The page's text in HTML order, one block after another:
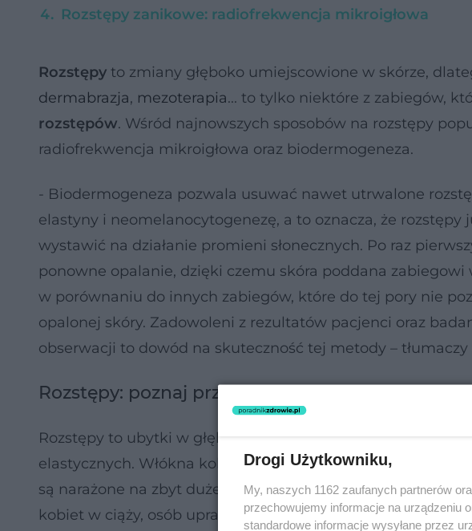
Rozstępy zanikowe: radiofrekwencja mikroigłowa
Rozstępy to zmiany głęboko umiejscowione w skórze,
dermabrazja, mezoterapia... to tylko niektóre z zabiegów,
rozstępów. Wśród najnowszych sposobów na rozstępy
radiofrekwencja mikroigłowa oraz biodermogeneza.
- Biodermogeneza pozwala usuwać nawet utrwalone
elastyny i neomelanocytogenezę, a to oznacza, że
wystawić na działanie promieni słonecznych. Po raz
ponowne opalanie, dzięki czemu skóra poddana
w porównaniu do innych zabiegów, które do tej pory nie
opalonej skóry. Zadowoleni z rezultatów pacjenci oraz
obserwacji to dowód na skuteczność tej metody –
Rozstępy: poznaj przeciwnika
Rozstępy to ubytki w głębokich warstwach skóry, które
elastycznych. Włókna kolagenu i elastyny zrywają się z
są narażone na zbyt duże rozciąganie albo dlatego, że są
kobiet w ciąży, osób uprawiających ćwiczenia
Drogi Użytkowniku,
My, naszych 1162 zaufanych partnerów
przechowujemy informacje na urządzeniu
standardowe informacje wysyłane przez